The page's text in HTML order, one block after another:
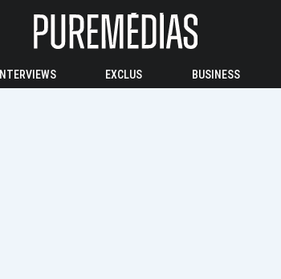
INTERVIEWS EXCLUS BUSINESS